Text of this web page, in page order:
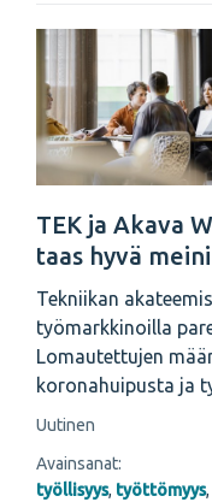
TEK ja Akava
taas hyvä
Tekniikan
työmarkkinoilla
Lomautettujen
koronahuipusta ja
Uutinen
Avainsanat:
työllisyys, työttömyys,